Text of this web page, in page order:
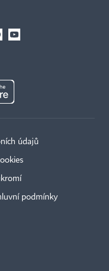
údajů
podmínky